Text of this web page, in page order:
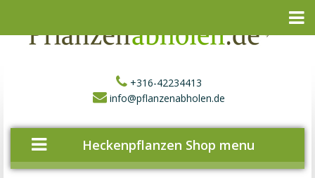
+316-42234413
info@pflanzenabholen.de
Heckenpflanzen Shop menu